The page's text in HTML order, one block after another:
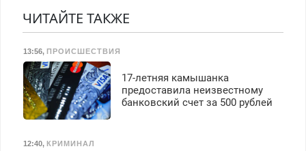
гарантией. Все р-ны.
Срочно. Без выходных.
Пенсионерам – скидки до
40%. Мастер со стажем.
Ежемесячно
выплачивается денежная
премия. Возможно
ЧИТАЙТЕ ТАКЖЕ
13:56, ПРОИСШЕСТВИЯ
17-летняя камышанка
предоставила неизвестному
банковский счет за 500 рублей
12:40, КРИМИНАЛ